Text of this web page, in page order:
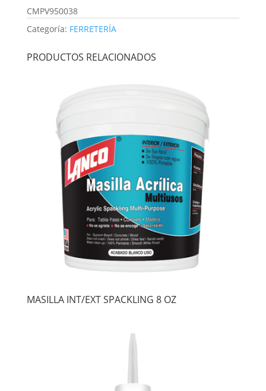
CMPV950038
Categoría: FERRETERÍA
PRODUCTOS RELACIONADOS
MASILLA INT/EXT SPACKLING 8 OZ